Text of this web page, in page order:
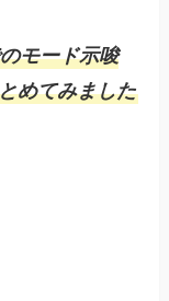
モード示唆
めてみました